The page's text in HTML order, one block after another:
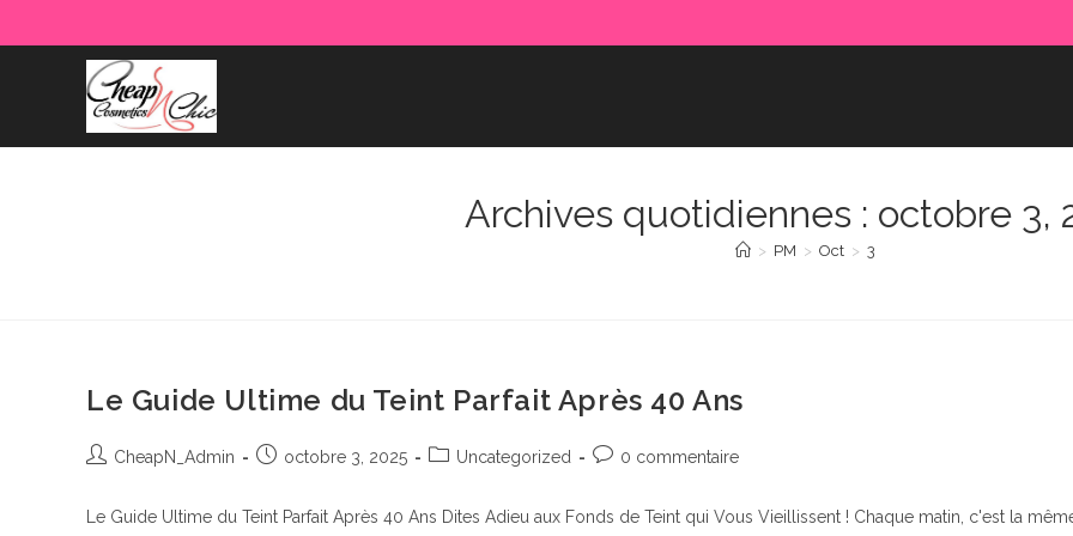
to
Archives quotidiennes : octobre 3,
> PM > Oct > 3
Le Guide Ultime du Teint Parfait Après 40 Ans
Auteur/autrice
CheapN_Admin
Publication
octobre 3, 2025
PostUncategorized
Commentaires
0 commentaire
Le Guide Ultime du Teint Parfait Après 40 Ans Dites Adieu aux Fonds de Teint qui Vous Vieillissent ! Chaque matin, c'est la